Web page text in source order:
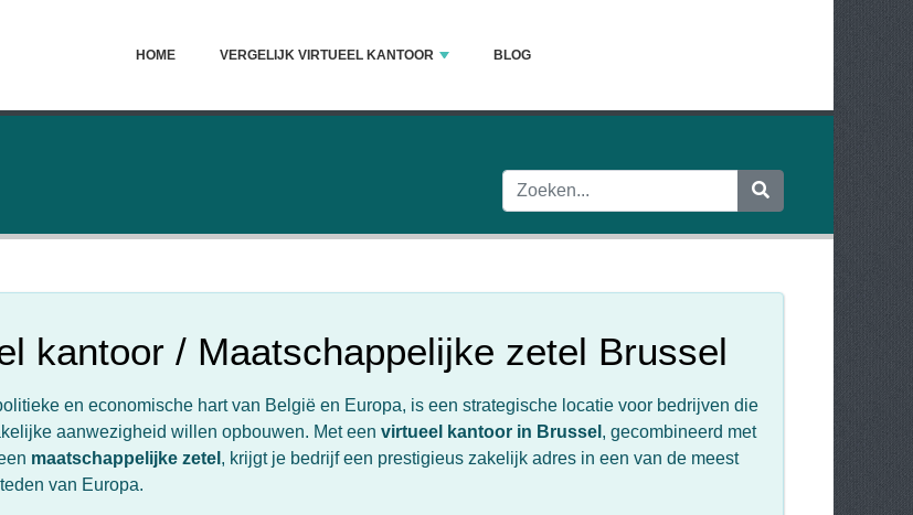
HOME VERGELIJK VIRTUEEL KANTOOR BLOG
kantoor / Maatschappelijke zetel Brussel
en economische hart van België en Europa, is een strategische locatie voor bedrijven die
aanwezigheid willen opbouwen. Met een virtueel kantoor in Brussel , gecombineerd met
maatschappelijke zetel , krijgt je bedrijf een prestigieus zakelijk adres in een van de meest
van Europa.